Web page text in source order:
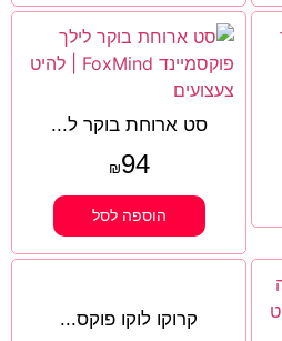
סט ארוחת בוקר ל...
₪94
הוספה לסל
קרוקו לוקו פוקס...